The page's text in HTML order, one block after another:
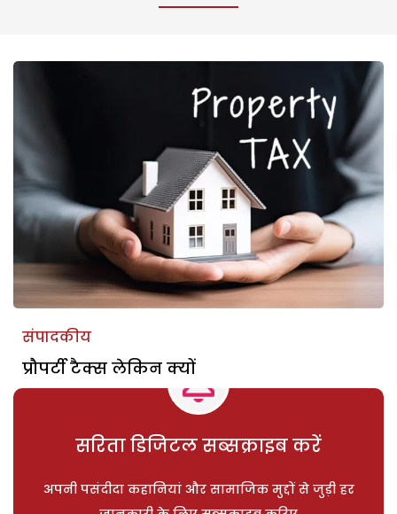
संपादकीय
प्रौपर्टी टैक्स लेकिन क्यों
सरिता डिजिटल सब्सक्राइब करें
अपनी पसंदीदा कहानियां और सामाजिक मुद्दों से जुड़ी हर